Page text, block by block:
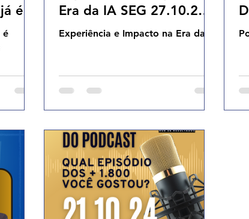
é
é
Era da IA SEG 27.10.25
07h31
Experiência e Impacto na Era da IA